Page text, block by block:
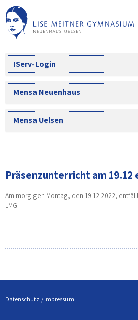
Skip
to
content
IServ-Login
Mensa Neuenhaus
Mensa Uelsen
Präsenzunterricht am
Am morgigen Montag, den 19.12.2022,
LMG.
Datenschutz Impressum